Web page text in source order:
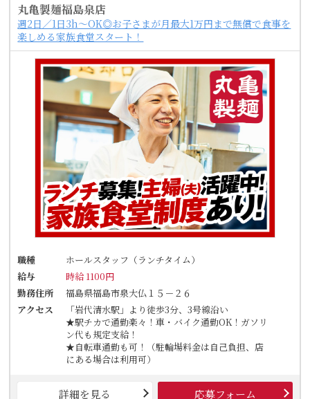
丸亀製麺福島泉店
週2日／1日3h～OK◎お子さまが月最大1万円まで無償で食事を
楽しめる家族食堂スタート！
職種
ホールスタッフ（ランチタイム）
給与
時給 1100円
勤務住所
福島県福島市泉大仏１５－２６
アクセス
「岩代清水駅」より徒歩3分、3号線沿い
★駅チカで通勤楽々！車・バイク通勤OK！ガソリ
ン代も規定支給！
★自転車通勤も可！（駐輪場料金は自己負担、店
にある場合は利用可）
詳細を見る 応募フォーム